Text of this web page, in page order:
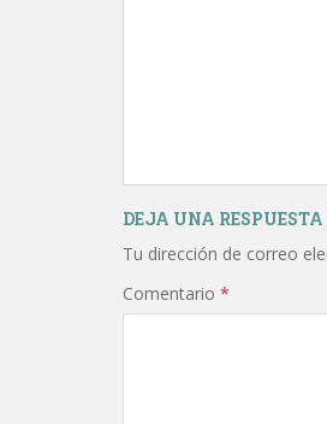
DEJA UNA RESPUESTA
Tu dirección de correo
Comentario *